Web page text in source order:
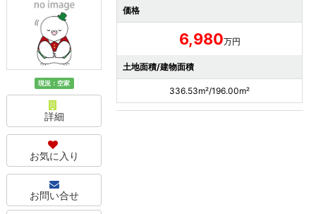
現況：空家
詳細
お気に入り
お問い合せ
価格
6,980万円
土地面積/建物面積
336.53m²/196.00m²